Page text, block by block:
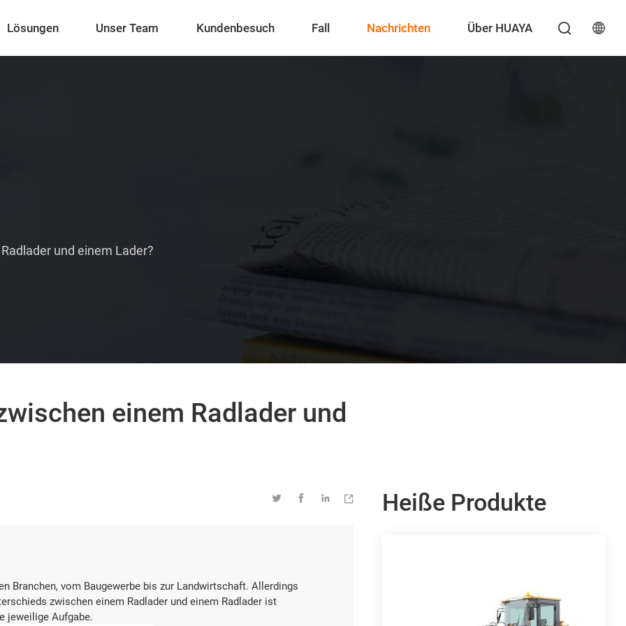
Lösungen Unser Team Kundenbesuch Fall Nachrichten Über HUAYA 
und einem Lader?
einem Radlader und
   
Branchen, vom Baugewerbe bis zur Landwirtschaft. Allerdings
zwischen einem Radlader und einem Radlader ist
jeweilige Aufgabe.
Heiße Produkte